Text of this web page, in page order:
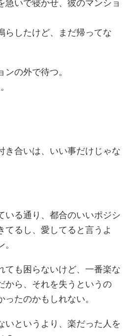
急いで寝かせ、彼のマンショ
らしたけど、まだ帰ってな
の外で待つ。
き合いは、いい事だけじゃな
いる通り、都合のいいポジシ
てるし、愛してると言うよ
ても困らないけど、一番楽な
から、それを失うというの
たのかもしれない。
いというより、楽だった人を